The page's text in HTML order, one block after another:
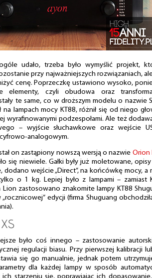
udało, trzeba było wymyślić projekt,
przy najważniejszych rozwiązaniach,
cenę. Poprzeczkę ustawiono wysoko,
elementy, czyli obudowa oraz
te same, co w droższym modelu o nazwie
na lampach mocy KT88, różnił się od niego
wyrafinowanymi podzespołami. Ale też
– wyjście słuchawkowe oraz wejście
analogowym.
on zastąpiony nowszą wersją o nazwie Orion
się niewiele. Gałki były już moletowane, opisy
dodano wejście „Direct”, na końcówkę mocy, a
o 1 kg. Lepiej było z lampami – zamiast
Lion zastosowano znakomite lampy KT88
„rocznicowej” edycji (firma Shuguang
XS
było coś innego – zastosowanie
regulacji biasu. Przy pierwszej kalibracji
się go manualnie, jednak potem
dla każdej lampy w sposób